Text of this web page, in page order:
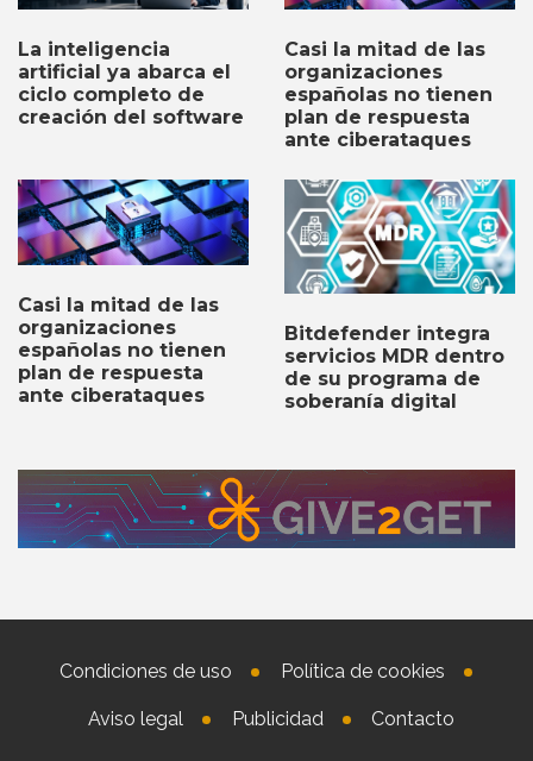
La inteligencia
artificial ya abarca el
ciclo completo de
creación del software
Casi la mitad de las
organizaciones
españolas no tienen
plan de respuesta
ante ciberataques
Casi la mitad de las
organizaciones
españolas no tienen
plan de respuesta
ante ciberataques
Bitdefender integra
servicios MDR dentro
de su programa de
soberanía digital
Condiciones de uso Política de cookies
Aviso legal Publicidad Contacto